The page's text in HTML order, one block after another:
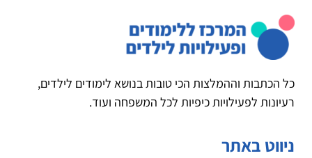
כל הכתבות וההמלצות הכי טובות בנושא לימודים לילדים,
רעיונות לפעילויות כיפיות לכל המשפחה ועוד.
ניווט באתר